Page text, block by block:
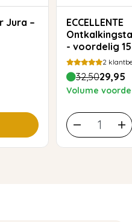
ECCELLENTE
- voordelig
2
32,5029,95
Volume